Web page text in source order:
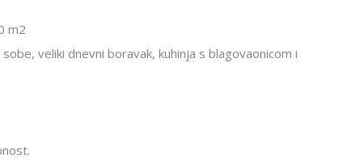
m2
veliki dnevni boravak, kuhinja s blagovaonicom i